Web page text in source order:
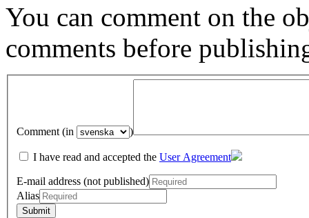
You can comment on the
comments before
Comment (in )
I have read and accepted the User Agreement
E-mail address (not published)
Alias